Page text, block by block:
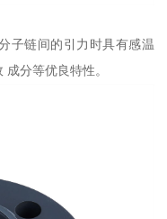
子链间的引力时具有感温
分等优良特性。